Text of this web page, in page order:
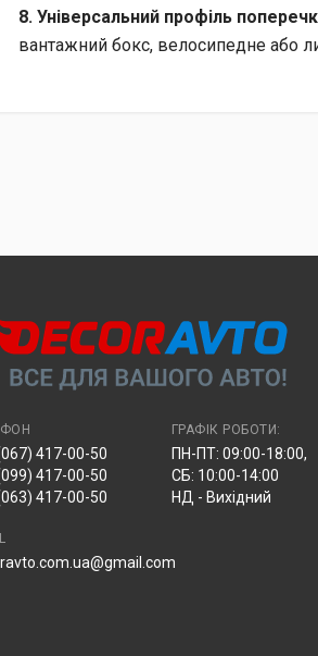
8. Універсальний профіль
вантажний бокс, велосипедне або
417-00-50
417-00-50
417-00-50
ГРАФІК РОБОТИ:
ПН-ПТ: 09:00-18:00,
СБ: 10:00-14:00
НД - Вихідний